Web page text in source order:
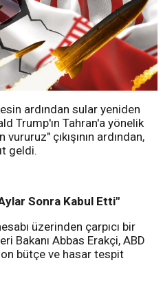
ardından sular yeniden
Trump'ın Tahran'a yönelik
çıkışının ardından,
geldi.
Sonra Kabul Etti"
üzerinden çarpıcı bir
Bakanı Abbas Erakçi, ABD
bütçe ve hasar tespit